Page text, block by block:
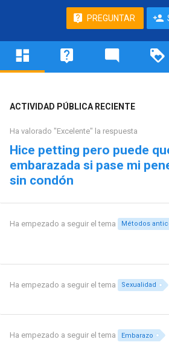
PREGUNTAR
ACTIVIDAD PÚBLICA RECIENTE
Ha valorado "Excelente" la respuesta
Hice petting pero puede
embarazada si pase mi
sin condón
Ha empezado a seguir el tema Métodos
Ha empezado a seguir el tema Sexualidad
Ha empezado a seguir el tema Embarazo